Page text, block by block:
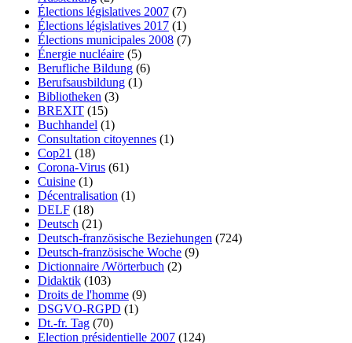
Élections législatives 2007 (7)
Élections législatives 2017 (1)
Élections municipales 2008 (7)
Énergie nucléaire (5)
Berufliche Bildung (6)
Berufsausbildung (1)
Bibliotheken (3)
BREXIT (15)
Buchhandel (1)
Consultation citoyennes (1)
Cop21 (18)
Corona-Virus (61)
Cuisine (1)
Décentralisation (1)
DELF (18)
Deutsch (21)
Deutsch-französische Beziehungen (724)
Deutsch-französische Woche (9)
Dictionnaire /Wörterbuch (2)
Didaktik (103)
Droits de l'homme (9)
DSGVO-RGPD (1)
Dt.-fr. Tag (70)
Election présidentielle 2007 (124)